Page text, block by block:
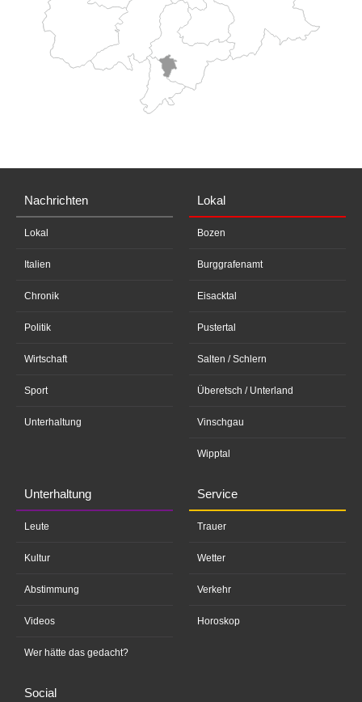
Nachrichten
Lokal
Italien
Chronik
Politik
Wirtschaft
Sport
Unterhaltung
Lokal
Bozen
Burggrafenamt
Eisacktal
Pustertal
Salten / Schlern
Überetsch / Unterland
Vinschgau
Wipptal
Unterhaltung
Leute
Kultur
Abstimmung
Videos
Wer hätte das gedacht?
Service
Trauer
Wetter
Verkehr
Horoskop
Social